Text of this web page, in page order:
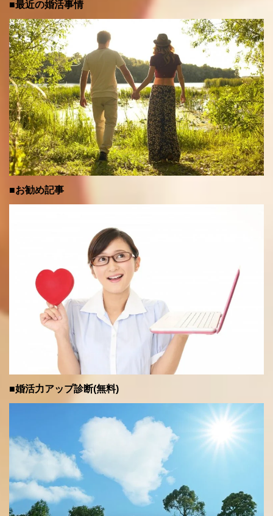
■最近の婚活事情
■お勧め記事
■婚活力アップ診断(無料)